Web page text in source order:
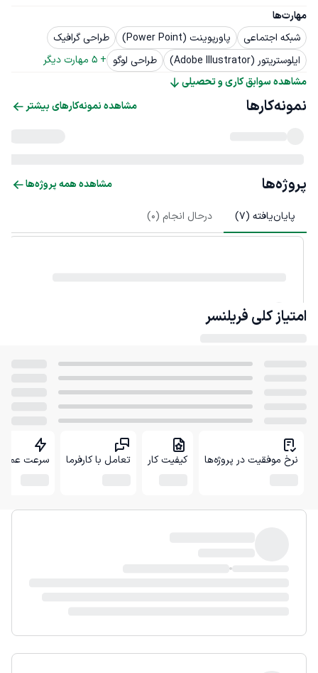
مهارت‌ها
شبکه اجتماعی
پاورپوینت (Power Point)
طراحی گرافیک
ایلوستریتور (Adobe Illustrator)
طراحی لوگو +
5 مهارت دیگر
مشاهده سوابق کاری و تحصیلی
نمونه‌کارها مشاهده نمونه‌کارهای بیشتر
پروژه‌ها مشاهده همه پروژه‌ها
پایان‌یافته (7
) درحال انجام (0
)
امتیاز کلی فریلنسر
نرخ موفقیت در پروژه‌ها کیفیت کار تعامل با کارفرما سرعت عمل